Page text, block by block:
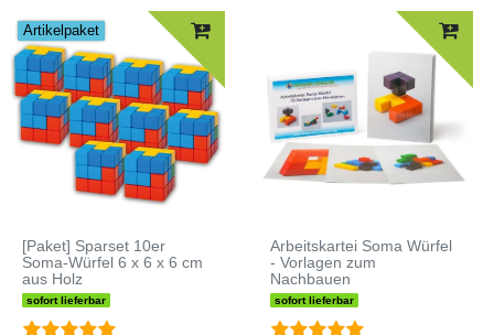
Artikelpaket
[Paket] Sparset 10er
Soma-Würfel 6 x 6 x 6 cm
aus Holz
sofort lieferbar
Arbeitskartei Soma Würfel
- Vorlagen zum
Nachbauen
sofort lieferbar